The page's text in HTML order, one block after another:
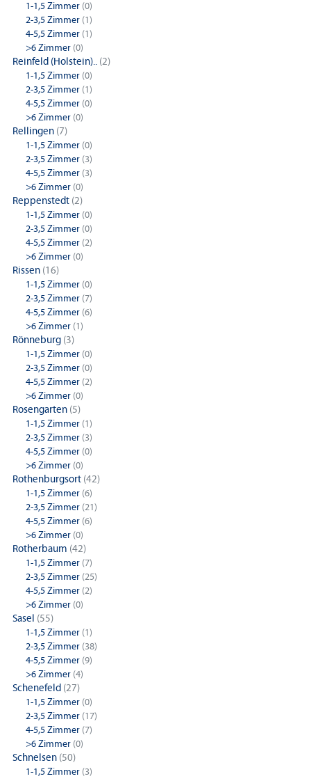
1-1,5 Zimmer (0)
2-3,5 Zimmer (1)
4-5,5 Zimmer (1)
>6 Zimmer (0)
Reinfeld (Holstein).. (2)
1-1,5 Zimmer (0)
2-3,5 Zimmer (1)
4-5,5 Zimmer (0)
>6 Zimmer (0)
Rellingen (7)
1-1,5 Zimmer (0)
2-3,5 Zimmer (3)
4-5,5 Zimmer (3)
>6 Zimmer (0)
Reppenstedt (2)
1-1,5 Zimmer (0)
2-3,5 Zimmer (0)
4-5,5 Zimmer (2)
>6 Zimmer (0)
Rissen (16)
1-1,5 Zimmer (0)
2-3,5 Zimmer (7)
4-5,5 Zimmer (6)
>6 Zimmer (1)
Rönneburg (3)
1-1,5 Zimmer (0)
2-3,5 Zimmer (0)
4-5,5 Zimmer (2)
>6 Zimmer (0)
Rosengarten (5)
1-1,5 Zimmer (1)
2-3,5 Zimmer (3)
4-5,5 Zimmer (0)
>6 Zimmer (0)
Rothenburgsort (42)
1-1,5 Zimmer (6)
2-3,5 Zimmer (21)
4-5,5 Zimmer (6)
>6 Zimmer (0)
Rotherbaum (42)
1-1,5 Zimmer (7)
2-3,5 Zimmer (25)
4-5,5 Zimmer (2)
>6 Zimmer (0)
Sasel (55)
1-1,5 Zimmer (1)
2-3,5 Zimmer (38)
4-5,5 Zimmer (9)
>6 Zimmer (4)
Schenefeld (27)
1-1,5 Zimmer (0)
2-3,5 Zimmer (17)
4-5,5 Zimmer (7)
>6 Zimmer (0)
Schnelsen (50)
1-1,5 Zimmer (3)